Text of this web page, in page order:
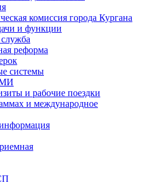
комиссия города Кургана
и функции
реформа
системы
и рабочие поездки
и международное